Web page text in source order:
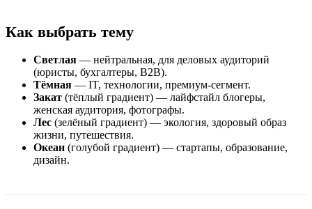
Как выбрать тему
Светлая — нейтральная, для деловых аудиторий
(юристы, бухгалтеры, B2B).
Тёмная — IT, технологии, премиум-сегмент.
Закат (тёплый градиент) — лайфстайл блогеры,
женская аудитория, фотографы.
Лес (зелёный градиент) — экология, здоровый образ
жизни, путешествия.
Океан (голубой градиент) — стартапы, образование,
дизайн.